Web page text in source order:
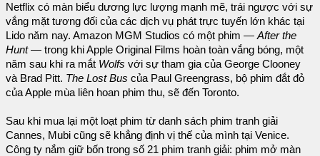
Netflix có màn biểu dương lực lượng mạnh mẽ, trái ngược với sự
vắng mặt tương đối của các dịch vụ phát trực tuyến lớn khác tại
Lido năm nay. Amazon MGM Studios có một phim — After the
Hunt— trong khi Apple Original Films hoàn toàn vắng bóng, một
năm sau khi ra mắt Wolfs với sự tham gia của George Clooney
và Brad Pitt. The Lost Bus của Paul Greengrass, bộ phim đắt đỏ
của Apple mùa liên hoan phim thu, sẽ đến Toronto.
Sau khi mua lại một loạt phim từ danh sách phim tranh giải
Cannes, Mubi cũng sẽ khẳng định vị thế của mình tại Venice.
Công ty nắm giữ bốn trong số 21 phim tranh giải: phim mở màn